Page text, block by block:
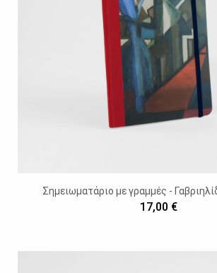
Σημειωματάριο με γραμμές -
17,00 €